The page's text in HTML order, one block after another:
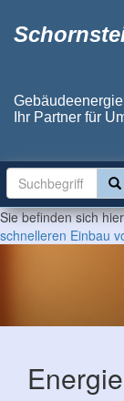
Ihr Partner für
Sie befinden sich
schnelleren Einbau